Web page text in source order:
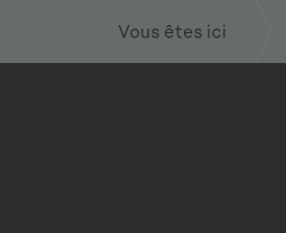
Vous êtes ici